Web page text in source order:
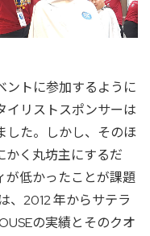
ントに参加するように
イリストスポンサーは
した。しかし、そのほ
かく丸坊主にするだ
が低かったことが課題
、2012 年からサテラ
の実績とそのクオ